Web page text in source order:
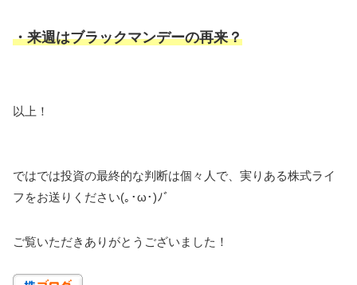
・来週はブラックマンデーの再来？
以上！
ではでは投資の最終的な判断は個々人で、実りある株式ライ
フをお送りください(｡･ω･)ﾉﾞ
ご覧いただきありがとうございました！